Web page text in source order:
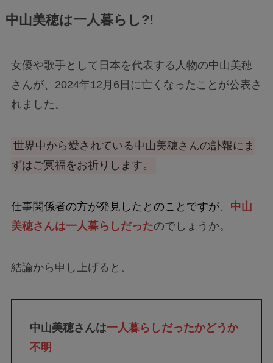
中山美穂は一人暮らし?!
女優や歌手として日本を代表する人物の中山美穂
さんが、2024年12月6日に亡くなったことが公表さ
れました。
世界中から愛されている中山美穂さんの訃報にま
ずはご冥福をお祈りします。
仕事関係者の方が発見したとのことですが、 中山
美穂さんは一人暮らしだったのでしょうか。
結論から申し上げると、
中山美穂さんは一人暮らしだったかどうか
不明